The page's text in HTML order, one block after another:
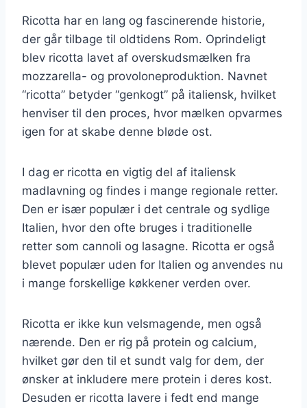
Ricotta har en lang og fascinerende historie,
der går tilbage til oldtidens Rom. Oprindeligt
blev ricotta lavet af overskudsmælken fra
mozzarella- og provoloneproduktion. Navnet
“ricotta” betyder “genkogt” på italiensk, hvilket
henviser til den proces, hvor mælken opvarmes
igen for at skabe denne bløde ost.
I dag er ricotta en vigtig del af italiensk
madlavning og findes i mange regionale retter.
Den er især populær i det centrale og sydlige
Italien, hvor den ofte bruges i traditionelle
retter som cannoli og lasagne. Ricotta er også
blevet populær uden for Italien og anvendes nu
i mange forskellige køkkener verden over.
Ricotta er ikke kun velsmagende, men også
nærende. Den er rig på protein og calcium,
hvilket gør den til et sundt valg for dem, der
ønsker at inkludere mere protein i deres kost.
Desuden er ricotta lavere i fedt end mange